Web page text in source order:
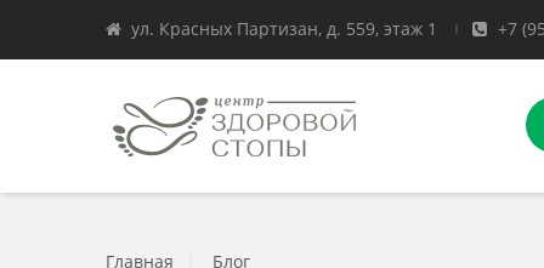
ул. Красных Партизан, д. 559, этаж 1 +7
Главная Блог